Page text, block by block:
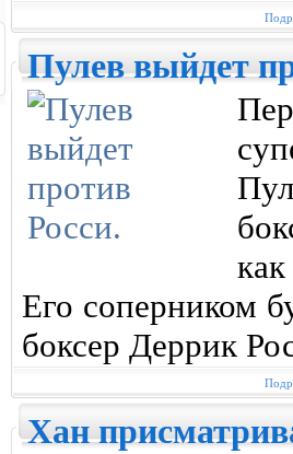
Пулев выйдет
Его соперником
боксер Деррик
Хан